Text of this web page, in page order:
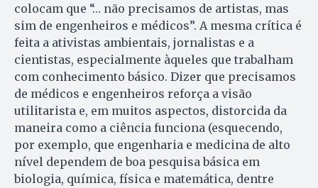
colocam que “… não precisamos de artistas, mas
sim de engenheiros e médicos”. A mesma crítica é
feita a ativistas ambientais, jornalistas e a
cientistas, especialmente àqueles que trabalham
com conhecimento básico. Dizer que precisamos
de médicos e engenheiros reforça a visão
utilitarista e, em muitos aspectos, distorcida da
maneira como a ciência funciona (esquecendo,
por exemplo, que engenharia e medicina de alto
nível dependem de boa pesquisa básica em
biologia, química, física e matemática, dentre